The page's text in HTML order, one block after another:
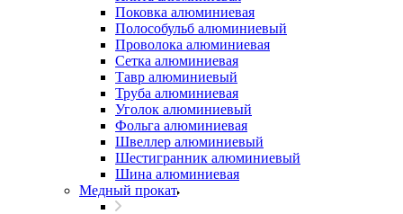
Поковка алюминиевая
Полособульб алюминиевый
Проволока алюминиевая
Сетка алюминиевая
Тавр алюминиевый
Труба алюминиевая
Уголок алюминиевый
Фольга алюминиевая
Швеллер алюминиевый
Шестигранник алюминиевый
Шина алюминиевая
Медный прокат